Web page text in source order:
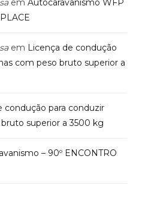
em Autocaravanismo WFP
em Licença de condução
com peso bruto superior a
condução para conduzir
superior a 3500 kg
– 90º ENCONTRO